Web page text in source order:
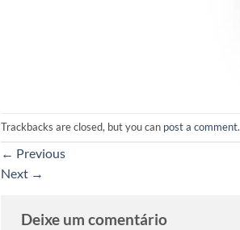
Trackbacks are closed, but you can post a comment.
← Previous
Next →
Deixe um comentário